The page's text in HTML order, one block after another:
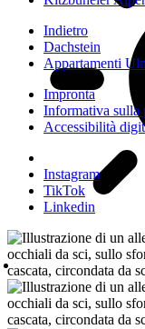
Indietro
Dachstein
Appartamenti
Impronta
Informativa sulla
Accessibilità
Instagram
TikTok
Linkedin